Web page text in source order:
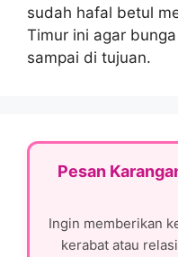
sudah hafal betul
Timur ini agar
sampai di tujuan.
Pesan
Ingin memberikan
kerabat atau